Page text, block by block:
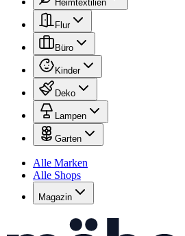
Heimtextilien
Flur
Büro
Kinder
Deko
Lampen
Garten
Alle Marken
Alle Shops
Magazin